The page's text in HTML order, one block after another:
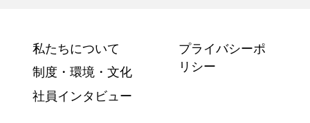
私たちについて
制度・環境・文化
社員インタビュー
プライバシーポ
リシー